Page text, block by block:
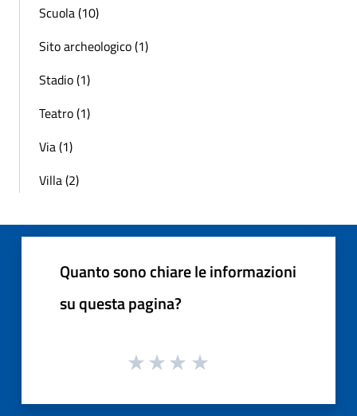
Scuola (10)
Sito archeologico (1)
Stadio (1)
Teatro (1)
Via (1)
Villa (2)
Quanto sono chiare le informazioni
su questa pagina?